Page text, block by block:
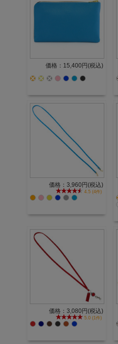
価格：15,400円(税込)
価格：3,960円(税込)
4.5 (4件)
価格：3,080円(税込)
5.0 (1件)